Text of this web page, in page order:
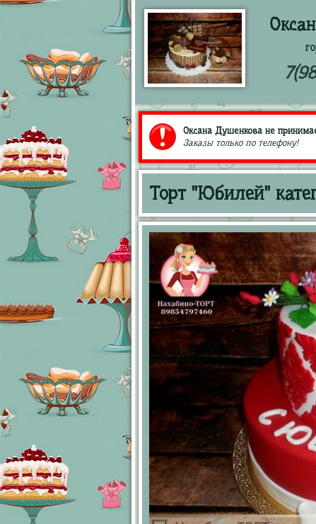
Оксана Душенкова не
Заказы только по телефону!
Торт "Юбилей"